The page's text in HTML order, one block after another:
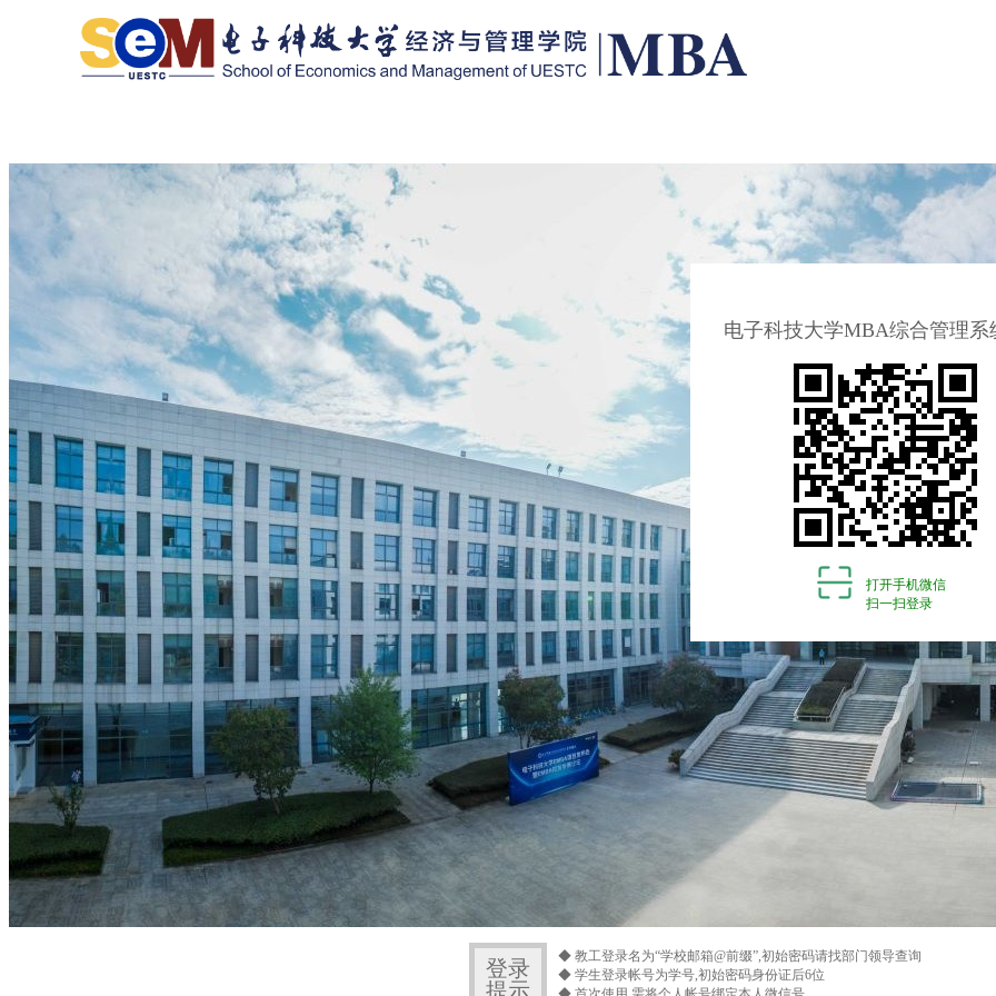
电子科技大学MBA综合管理系
打开手机微信
扫一扫登录
登录
提示
◆ 教工登录名为“学校邮箱@前缀”,初始密码请找部门领导查询
◆ 学生登录帐号为学号,初始密码身份证后6位